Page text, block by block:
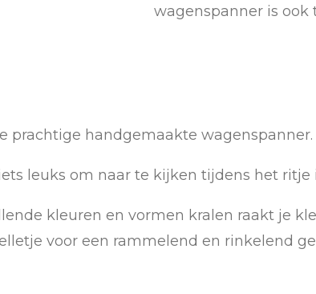
wagenspanner is ook
prachtige handgemaakte wagenspanner.
leuks om naar te kijken tijdens het ritje
kleuren en vormen kralen raakt je
voor een rammelend en rinkelend